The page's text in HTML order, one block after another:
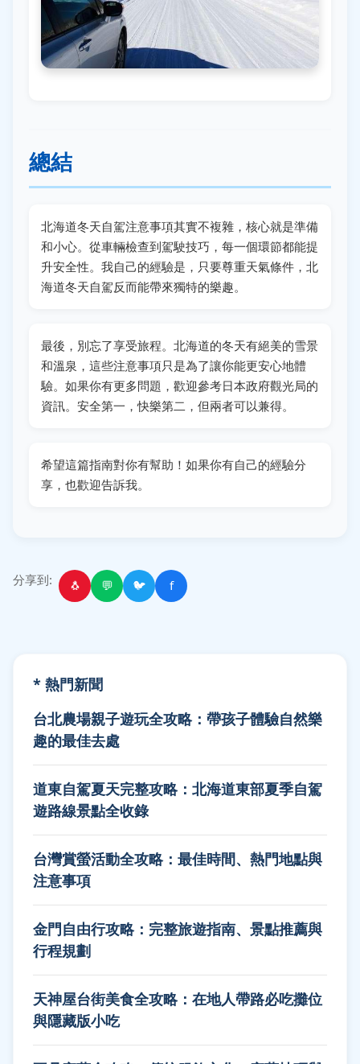
總結
北海道冬天自駕注意事項其實不複雜，核心就是準備
和小心。從車輛檢查到駕駛技巧，每一個環節都能提
升安全性。我自己的經驗是，只要尊重天氣條件，北
海道冬天自駕反而能帶來獨特的樂趣。
最後，別忘了享受旅程。北海道的冬天有絕美的雪景
和溫泉，這些注意事項只是為了讓你能更安心地體
驗。如果你有更多問題，歡迎參考日本政府觀光局的
資訊。安全第一，快樂第二，但兩者可以兼得。
希望這篇指南對你有幫助！如果你有自己的經驗分
享，也歡迎告訴我。
分享到: 🐧 💬 🐦 f
* 熱門新聞
台北農場親子遊玩全攻略：帶孩子體驗自然樂
趣的最佳去處
道東自駕夏天完整攻略：北海道東部夏季自駕
遊路線景點全收錄
台灣賞螢活動全攻略：最佳時間、熱門地點與
注意事項
金門自由行攻略：完整旅遊指南、景點推薦與
行程規劃
天神屋台街美食全攻略：在地人帶路必吃攤位
與隱藏版小吃